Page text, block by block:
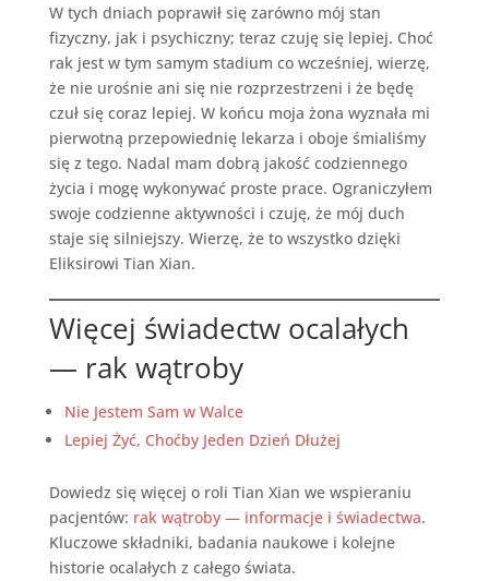
W tych dniach poprawił się zarówno mój stan
fizyczny, jak i psychiczny; teraz czuję się lepiej. Choć
rak jest w tym samym stadium co wcześniej, wierzę,
że nie urośnie ani się nie rozprzestrzeni i że będę
czuł się coraz lepiej. W końcu moja żona wyznała mi
pierwotną przepowiednię lekarza i oboje śmialiśmy
się z tego. Nadal mam dobrą jakość codziennego
życia i mogę wykonywać proste prace. Ograniczyłem
swoje codzienne aktywności i czuję, że mój duch
staje się silniejszy. Wierzę, że to wszystko dzięki
Eliksirowi Tian Xian.
Więcej świadectw ocalałych
— rak wątroby
Nie Jestem Sam w Walce
Lepiej Żyć, Choćby Jeden Dzień Dłużej
Dowiedz się więcej o roli Tian Xian we wspieraniu
pacjentów: rak wątroby — informacje i świadectwa.
Kluczowe składniki, badania naukowe i kolejne
historie ocalałych z całego świata.